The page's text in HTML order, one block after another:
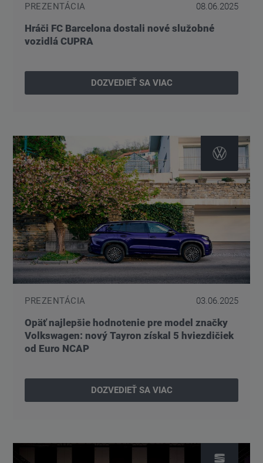
PREZENTÁCIA 08.06.2025
Hráči FC Barcelona dostali nové služobné
vozidlá CUPRA
DOZVEDIEŤ SA VIAC
PREZENTÁCIA 03.06.2025
Opäť najlepšie hodnotenie pre model značky
Volkswagen: nový Tayron získal 5 hviezdičiek
od Euro NCAP
DOZVEDIEŤ SA VIAC